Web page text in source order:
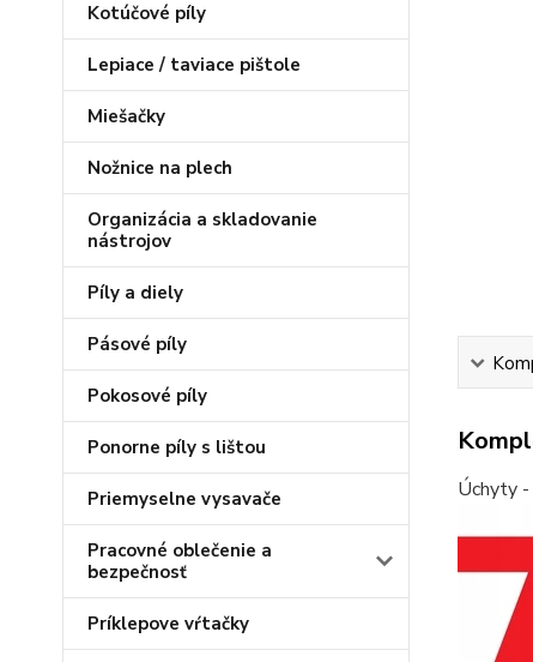
Kotúčové píly
Lepiace / taviace pištole
Miešačky
Nožnice na plech
Organizácia a skladovanie
nástrojov
Píly a diely
Pásové píly
Pokosové píly
Ponorne píly s lištou
Priemyselne vysavače
Pracovné oblečenie a
bezpečnosť
Príklepove vŕtačky
Úchyty -